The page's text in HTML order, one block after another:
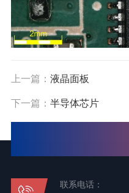
上一篇： 液晶面板
下一篇： 半导体芯片
联系电话：